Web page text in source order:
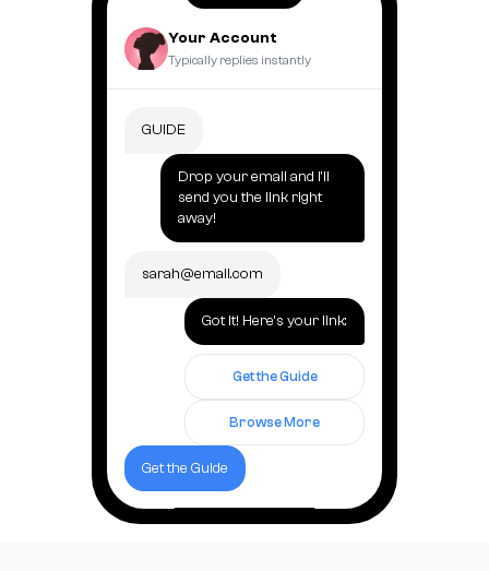
Your Account
Typically replies instantly
GUIDE
Drop your email and I'll
send you the link right
away!
sarah@email.com
Got it! Here's your link:
Get the Guide
Browse More
Get the Guide